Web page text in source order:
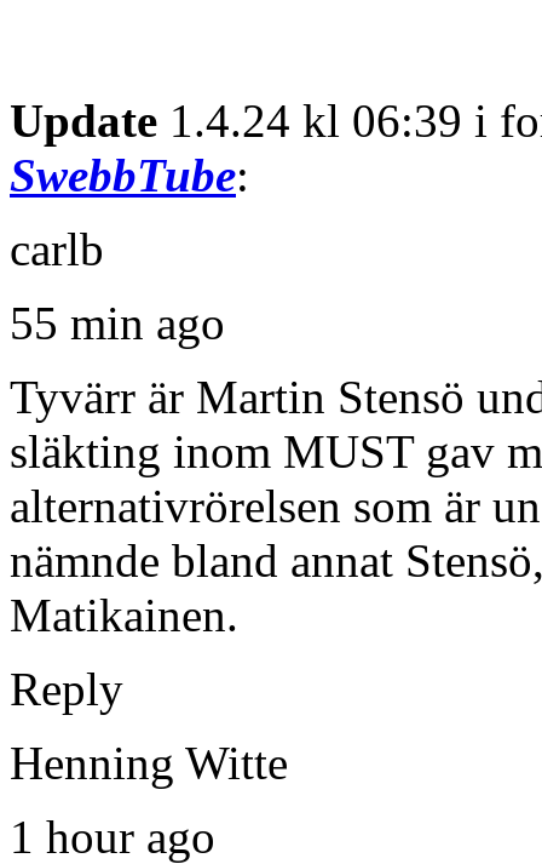
Update 1.4.24 kl 06:39 i
SwebbTube:
carlb
55 min ago
Tyvärr är Martin Stensö
släkting inom MUST gav
alternativrörelsen som är
nämnde bland annat
Matikainen.
Reply
Henning Witte
1 hour ago